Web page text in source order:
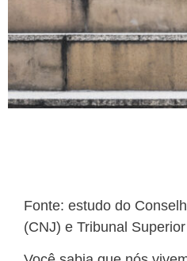
Fonte: estudo do
(CNJ) e Tribunal